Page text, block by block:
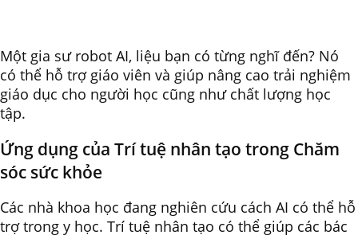
Một gia sư robot AI, liệu bạn có từng nghĩ đến? Nó
có thể hỗ trợ giáo viên và giúp nâng cao trải nghiệm
giáo dục cho người học cũng như chất lượng học
tập.
Ứng dụng của Trí tuệ nhân tạo trong Chăm
sóc sức khỏe
Các nhà khoa học đang nghiên cứu cách AI có thể hỗ
trợ trong y học. Trí tuệ nhân tạo có thể giúp các bác